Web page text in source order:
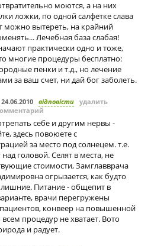
моются, а на них
ложки, по одной салфетке слава
можно вытереть, на крайний
Лечебная база слабая!
практически одно и тоже,
многие процедуры бесплатно:
пенки и т.д., но лечение
за ваш счет, ни дай бог заболеть.
24.06.2010 відповісти удалить
себе и другим нервы -
здесь повоюете с
за место под солнецем. т.е.
головой. Селят в места, не
стоимости, Замглавврача
огрызается, как будто
Питание - общепит в
врачи перегружены
конвеер на повышенной
всем процедур не хватает. Вото
и радует.